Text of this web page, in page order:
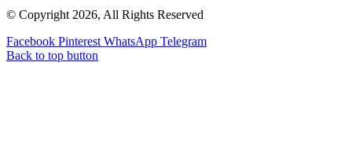
© Copyright 2026, All Rights Reserved
Facebook Pinterest WhatsApp Telegram
Back to top button